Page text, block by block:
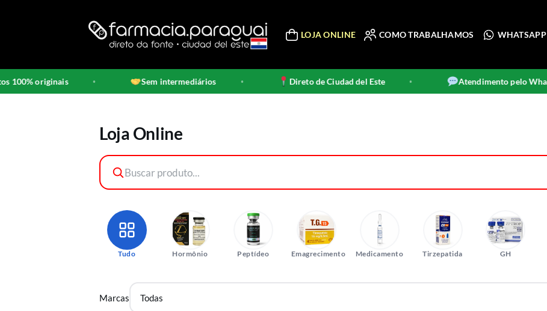
LOJA ONLINE COMO TRABALHAMOS WHATSAPP
• Sem intermediários • Direto de Ciudad del Este • Atendimento pelo WhatsApp •
Loja Online
Tudo Hormônio Peptídeo Emagrecimento Medicamento Tirzepatida GH
Marcas